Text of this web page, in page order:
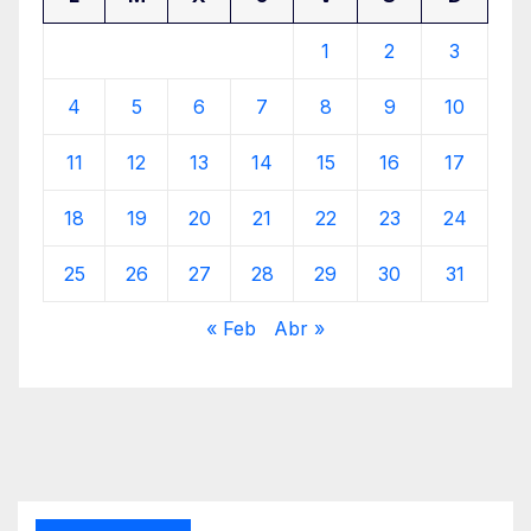
1 2 3
4 5 6 7 8 9 10
11 12 13 14 15 16 17
18 19 20 21 22 23 24
25 26 27 28 29 30 31
« Feb Abr »